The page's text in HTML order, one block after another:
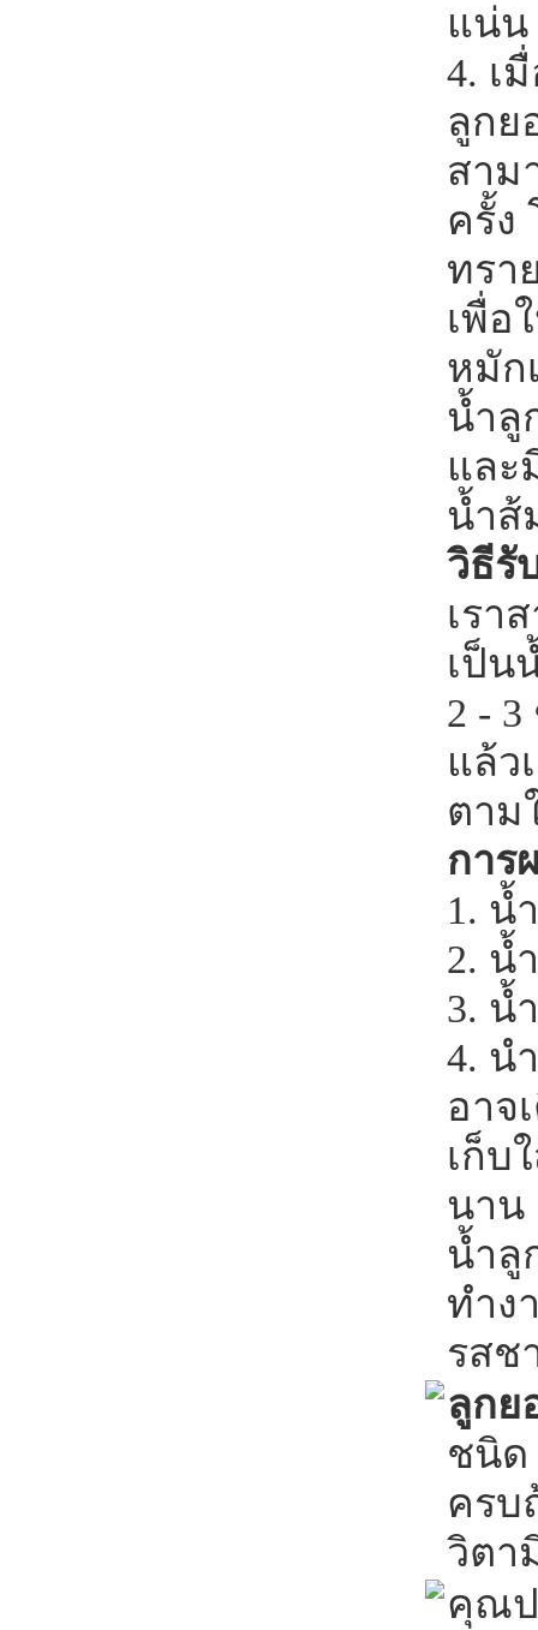
แน่น
4. เ
ลูกย
สาม
ครั้ง
ทรา
เพื่อ
หมัก
น้ำลู
และ
น้ำส้
วิธีรั
เรา
เป็น
2 -
แล้ว
ตาม
การ
1. น้
2. น้
3. น้
4. น
อาจ
เก็บ
นาน
น้ำลู
ทำง
รสช
ลูกย
ชนิด
ครบ
วิตา
คุณป